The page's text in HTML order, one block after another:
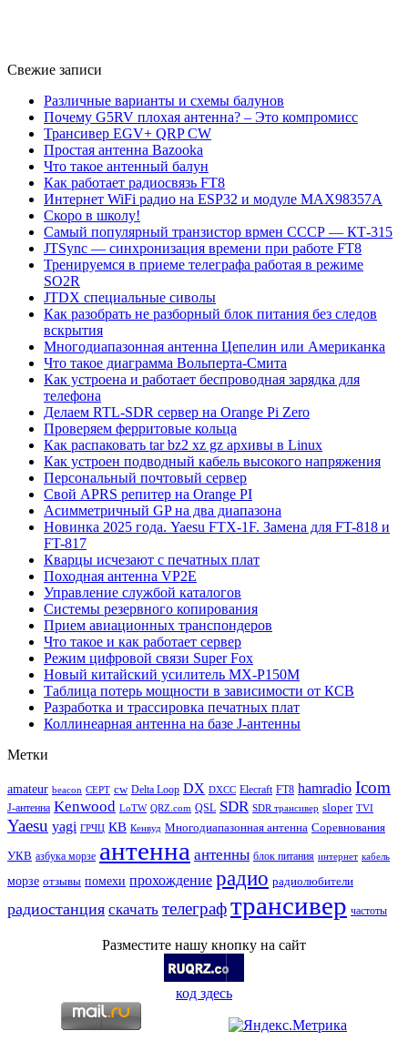
Свежие записи
Различные варианты и схемы балунов
Почему G5RV плохая антенна? – Это компромисс
Трансивер EGV+ QRP CW
Простая антенна Bazooka
Что такое антенный балун
Как работает радиосвязь FT8
Интернет WiFi радио на ESP32 и модуле MAX98357A
Скоро в школу!
Самый популярный транзистор врмен СССР — КТ-315
JTSync — синхронизация времени при работе FT8
Тренируемся в приеме телеграфа работая в режиме
SO2R
JTDX специальные сиволы
Как разобрать не разборный блок питания без следов
вскрытия
Многодиапазонная антенна Цепелин или Американка
Что такое диаграмма Вольперта-Смита
Как устроена и работает беспроводная зарядка для
телефона
Делаем RTL-SDR сервер на Orange Pi Zero
Проверяем ферритовые кольца
Как распаковать tar bz2 xz gz архивы в Linux
Как устроен подводный кабель высокого напряжения
Персональный почтовый сервер
Свой APRS репитер на Orange PI
Асимметричный GP на два диапазона
Новинка 2025 года. Yaesu FTX-1F. Замена для FT-818 и
FT-817
Кварцы исчезают с печатных плат
Походная антенна VP2E
Управление службой каталогов
Системы резервного копирования
Прием авиационных транспондеров
Что такое и как работает сервер
Режим цифровой связи Super Fox
Новый китайский усилитель MX-P150M
Таблица потерь мощности в зависимости от КСВ
Разработка и трассировка печатных плат
Коллинеарная антенна на базе J-антенны
Метки
amateur beacon CEPT cw Delta Loop DX DXCC Elecraft FT8 hamradio Icom
J-антенна Kenwood LoTW QRZ.com QSL SDR SDR трансивер sloper TVI
Yaesu yagi ГРЧЦ КВ Кенвуд Многодиапазонная антенна Соревнования
УКВ азбука морзе антенна антенны блок питания интернет кабель
морзе отзывы помехи прохождение радио радиолюбители
радиостанция скачать телеграфтрансивер частоты
Разместите нашу кнопку на сайт
код здесь